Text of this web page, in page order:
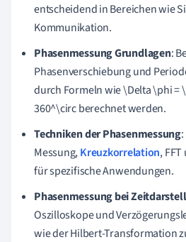
entscheidend in Bereichen wie
Kommunikation.
Phasenmessung Grundlagen:
Phasenverschiebung und
durch Formeln wie \Delta \phi =
360^\circ berechnet werden.
Techniken der Phasenmessung
Messung,Kreuzkorrelation,
für spezifische Anwendungen.
Phasenmessung bei
Oszilloskope und
wie der Hilbert-Transformation